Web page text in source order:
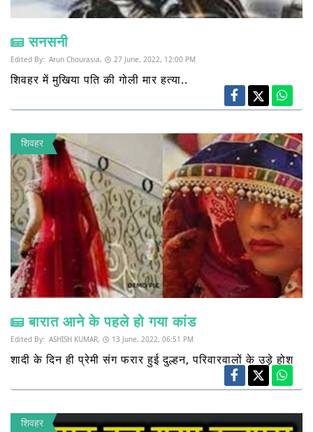
सनसनी
Edited By: Arun Chourasia, 27 June, 2022, 12:00 PM
शिवहर में मुखिया पति की गोली मार हत्या..
शिवहर
बारात आने के पहले हो गया कांड
Edited By: ASHISH KUMAR, 13 June, 2022, 06:51 PM
शादी के दिन ही प्रेमी संग फरार हुई दुल्हन, परिवारवालों के उड़े होश
शिवहर